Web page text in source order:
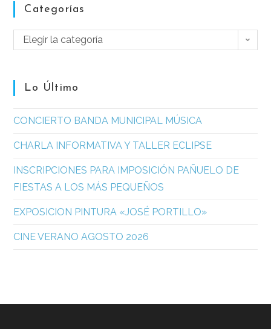
Categorías
Elegir la categoría
Lo Último
CONCIERTO BANDA MUNICIPAL MÚSICA
CHARLA INFORMATIVA Y TALLER ECLIPSE
INSCRIPCIONES PARA IMPOSICIÓN PAÑUELO DE
FIESTAS A LOS MÁS PEQUEÑOS
EXPOSICION PINTURA «JOSÉ PORTILLO»
CINE VERANO AGOSTO 2026